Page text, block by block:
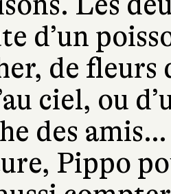
d’un
de fleurs
ciel, ou
des
Pippo